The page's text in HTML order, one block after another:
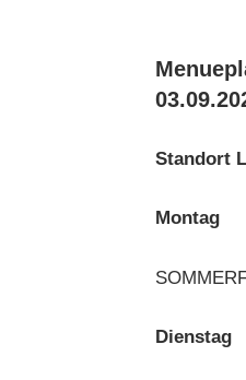
Standort
Montag
Dienstag